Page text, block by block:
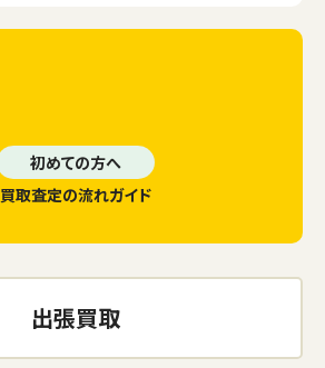
初めての方へ
買取査定の流れガイド
出張買取